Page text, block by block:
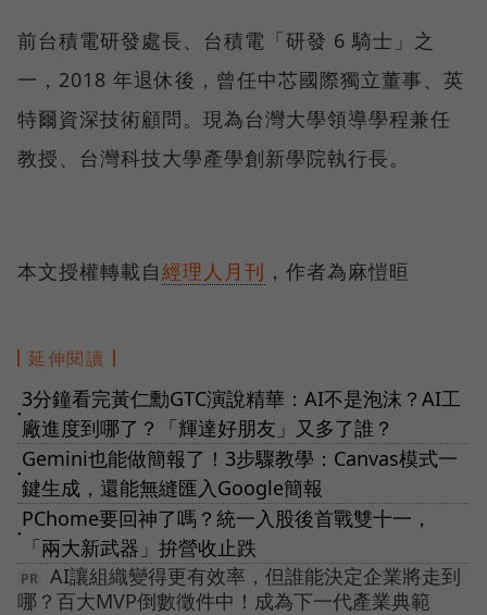
前台積電研發處長、台積電「研發 6 騎士」之
一，2018 年退休後，曾任中芯國際獨立董事、英
特爾資深技術顧問。現為台灣大學領導學程兼任
教授、台灣科技大學產學創新學院執行長。
本文授權轉載自經理人月刊 ，作者為麻愷晅
延伸閱讀
●
3分鐘看完黃仁勳GTC演說精華：AI不是泡沫？AI工
廠進度到哪了？「輝達好朋友」又多了誰？
●
Gemini也能做簡報了！3步驟教學：Canvas模式一
鍵生成，還能無縫匯入Google簡報
●
PChome要回神了嗎？統一入股後首戰雙十一，
「兩大新武器」拚營收止跌
AI讓組織變得更有效率，但誰能決定企業將走到
哪？百大MVP倒數徵件中！成為下一代產業典範